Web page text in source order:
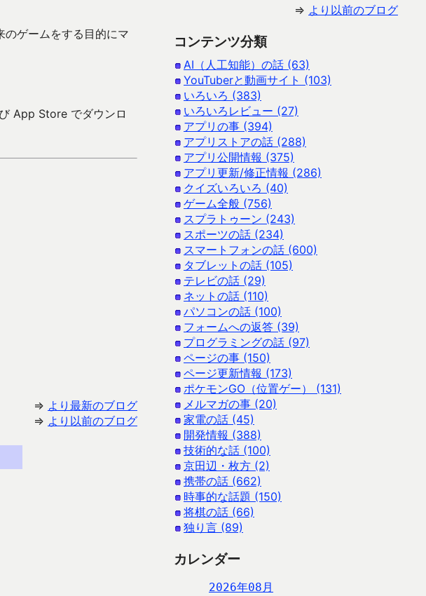
ゲームをする目的にマ
App Store でダウンロ
⇒ より最新のブログ
⇒ より以前のブログ
⇒ より以前のブログ
コンテンツ分類
AI（人工知能）の話 (63)
YouTuberと動画サイト (103)
いろいろ (383)
いろいろレビュー (27)
アプリの事 (394)
アプリストアの話 (288)
アプリ公開情報 (375)
アプリ更新/修正情報 (286)
クイズいろいろ (40)
ゲーム全般 (756)
スプラトゥーン (243)
スポーツの話 (234)
スマートフォンの話 (600)
タブレットの話 (105)
テレビの話 (29)
ネットの話 (110)
パソコンの話 (100)
フォームへの返答 (39)
プログラミングの話 (97)
ページの事 (150)
ページ更新情報 (173)
ポケモンGO（位置ゲー） (131)
メルマガの事 (20)
家電の話 (45)
開発情報 (388)
技術的な話 (100)
京田辺・枚方 (2)
携帯の話 (662)
時事的な話題 (150)
将棋の話 (66)
独り言 (89)
カレンダー
2026年08月